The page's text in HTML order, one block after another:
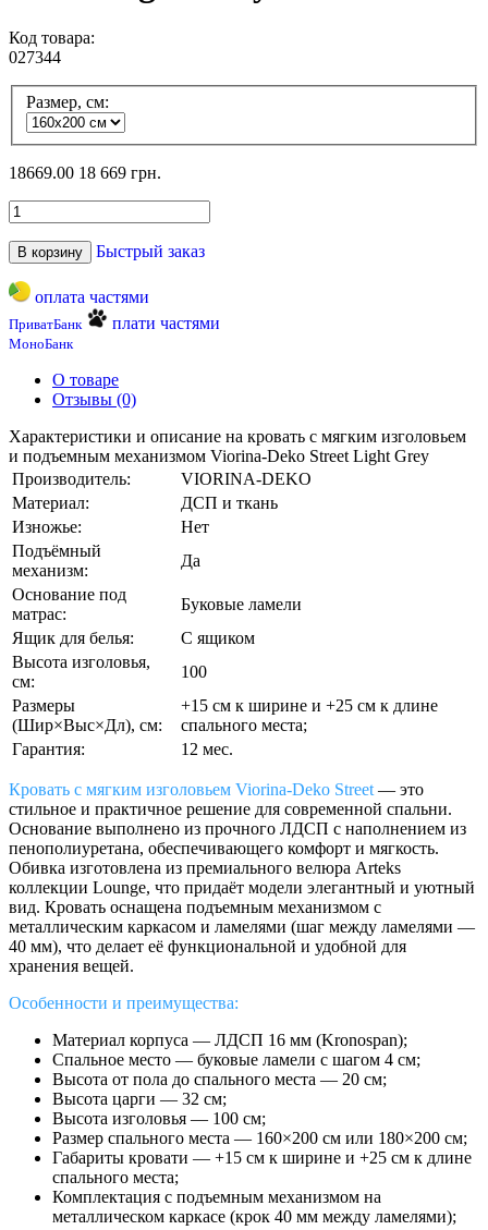
Код товара:
027344
Размер, см:
18669.00 18 669 грн.
В корзину Быстрый заказ
оплата частями
ПриватБанк плати частями
МоноБанк
О товаре
Отзывы (0)
Характеристики и описание на кровать с мягким изголовьем
и подъемным механизмом Viorina-Deko Street Light Grey
Производитель:
VIORINA-DEKO
Материал:
ДСП и ткань
Изножье:
Нет
Подъёмный
механизм:
Да
Основание под
матрас:
Буковые ламели
Ящик для белья:
С ящиком
Высота изголовья,
см:
100
Размеры
(Шир×Выс×Дл), см:
+15 см к ширине и +25 см к длине
спального места;
Гарантия:
12 мес.
Кровать с мягким изголовьем Viorina-Deko Street— это
стильное и практичное решение для современной спальни.
Основание выполнено из прочного ЛДСП с наполнением из
пенополиуретана, обеспечивающего комфорт и мягкость.
Обивка изготовлена из премиального велюра Arteks
коллекции Lounge, что придаёт модели элегантный и уютный
вид. Кровать оснащена подъемным механизмом с
металлическим каркасом и ламелями (шаг между ламелями —
40 мм), что делает её функциональной и удобной для
хранения вещей.
Особенности и преимущества:
Материал корпуса — ЛДСП 16 мм (Kronospan);
Спальное место — буковые ламели с шагом 4 см;
Высота от пола до спального места — 20 см;
Высота царги — 32 см;
Высота изголовья — 100 см;
Размер спального места — 160×200 см или 180×200 см;
Габариты кровати — +15 см к ширине и +25 см к длине
спального места;
Комплектация с подъемным механизмом на
металлическом каркасе (крок 40 мм между ламелями);